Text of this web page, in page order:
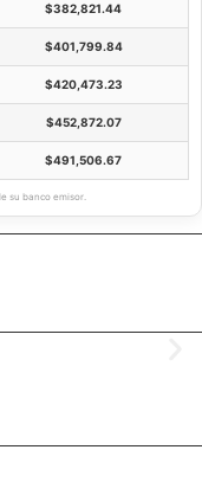
$382,821.44
$401,799.84
$420,473.23
$452,872.07
$491,506.67
su banco emisor.